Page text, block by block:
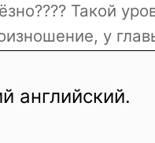
Такой
у
английский.